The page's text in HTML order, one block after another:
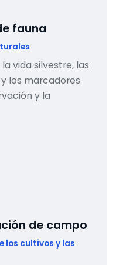
fauna
vida silvestre, las
los marcadores
y la
de campo
los cultivos y las